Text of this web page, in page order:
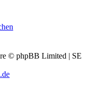
© phpBB Limited | SE